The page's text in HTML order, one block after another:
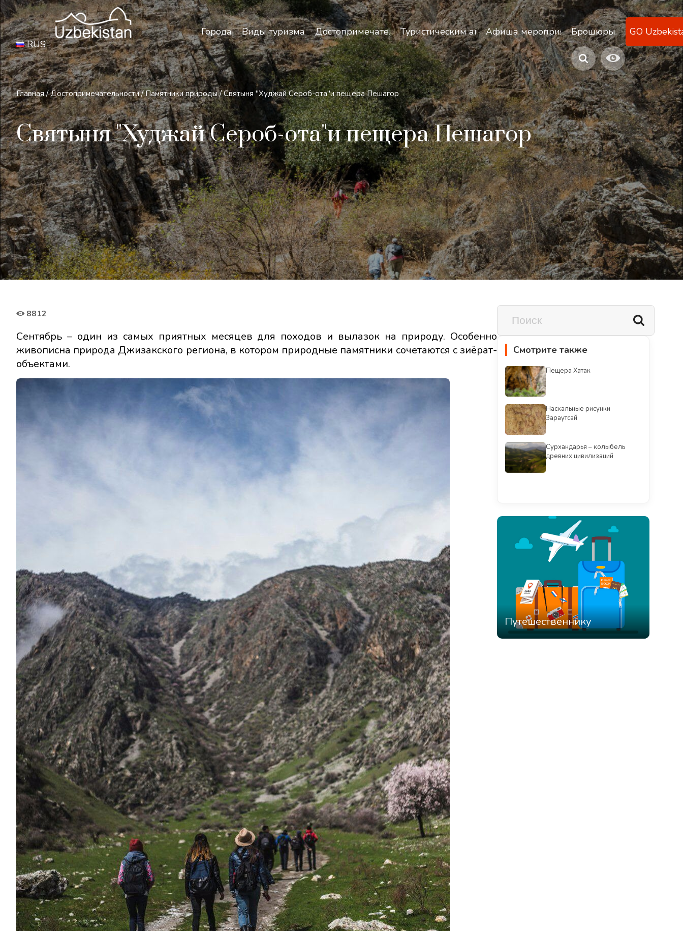
Безопасность и особенности путешествий по Узбекистану
Города
Виды туризма ДостопримечательностиТуристическим агентствамАфиша мероприятийБрошюры
GO
RUS
Главная / Достопримечательности / Памятники природы / Святыня "Худжай Сероб-ота"и пещера Пешагор
Святыня "Худжай Сероб-ота"и пещера Пешагор
8812
Сентябрь – один из самых приятных месяцев для походов и вылазок на природу. Особенно
живописна природа Джизакского региона, в котором природные памятники сочетаются с зиёрат-
объектами.
Смотрите также
Пещера Хатак
Наскальные рисунки
Зараутсай
Сурхандарья – колыбель
древних цивилизаций
Путешественнику